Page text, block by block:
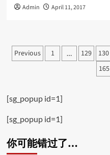
Admin April 11, 2017
Posts
Previous 1 … 129 130
165
[sg_popup id=1]
[sg_popup id=1]
你可能错过了…